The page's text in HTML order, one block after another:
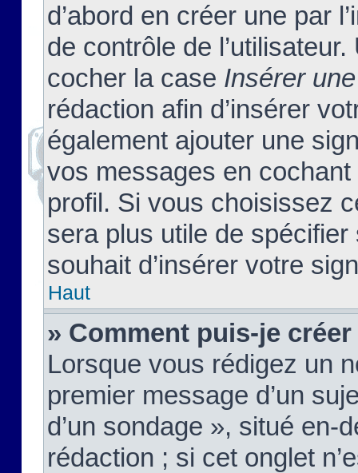
d’abord en créer une par
de contrôle de
cocher la case Insérer
rédaction afin d’insérer
également ajouter une
vos messages en
profil. Si vous choisissez
sera plus utile de
souhait d’insérer votre
Haut
» Comment puis-je
Lorsque vous rédigez un
premier message d’un
d’un sondage », situé en-
rédaction ; si cet onglet